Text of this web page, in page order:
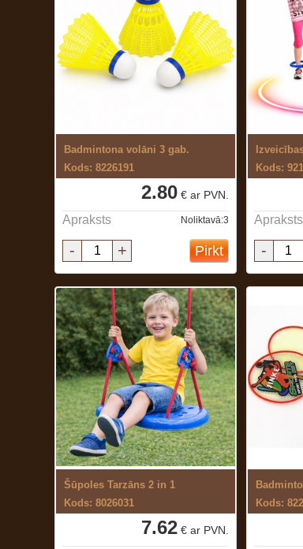
Badmintona volāni 3 gab.
Kods: 8226191
2.80€ ar PVN.
Apraksts Noliktavā:3
- + Pirkt
Kods:
Apraksts
-
Šūpoles Tarzāns 2 in 1
Kods: 8026031
7.62€ ar PVN.
Kods: